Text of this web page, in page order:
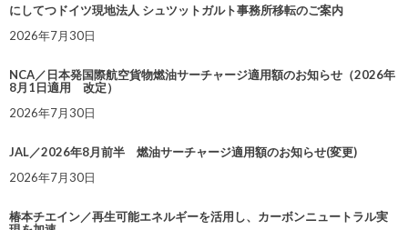
にしてつドイツ現地法人 シュツットガルト事務所移転のご案内
2026年7月30日
NCA／日本発国際航空貨物燃油サーチャージ適用額のお知らせ（2026年
8月1日適用 改定）
2026年7月30日
JAL／2026年8月前半 燃油サーチャージ適用額のお知らせ(変更)
2026年7月30日
椿本チエイン／再生可能エネルギーを活用し、カーボンニュートラル実